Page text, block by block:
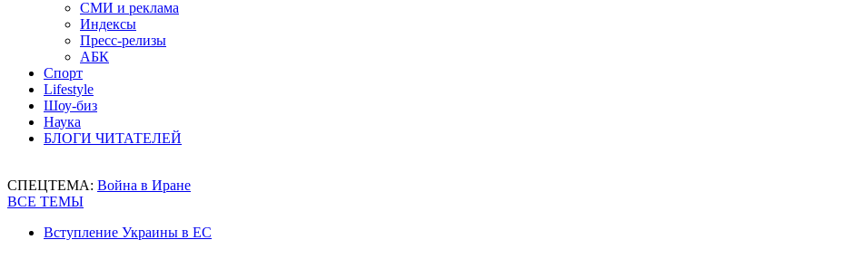
СМИ и реклама
Индексы
Пресс-релизы
АБК
Спорт
Lifestyle
Шоу-биз
Наука
БЛОГИ ЧИТАТЕЛЕЙ
СПЕЦТЕМА: Война в Иране
ВСЕ ТЕМЫ
Вступление Украины в ЕС